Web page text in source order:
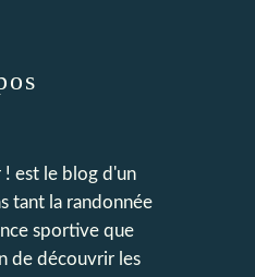
! est le blog d'un
tant la randonnée
sportive que
de découvrir les